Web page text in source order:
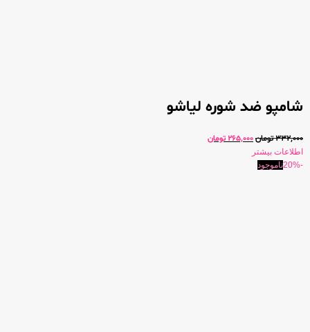
شامپو ضد شوره لیاشو
332,000تومان265,000 تومان
اطلاعات بیشتر
-20%
ناموجود